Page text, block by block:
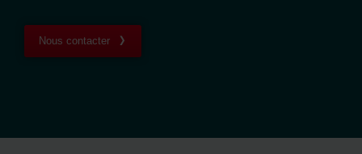
Nous contacter